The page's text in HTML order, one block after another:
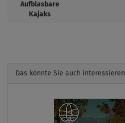
Aufblasbare
Kajaks
Das könnte Sie auch interessieren
Previous